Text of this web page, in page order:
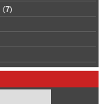
(7)